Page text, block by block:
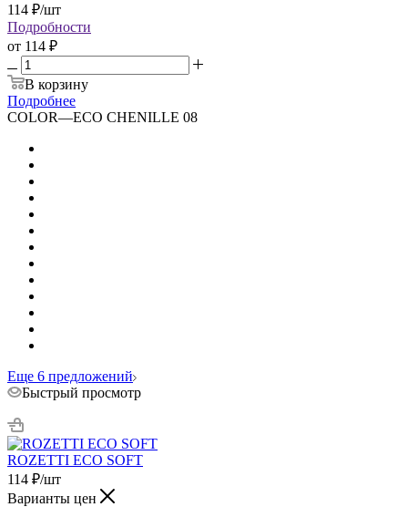
114 ₽/шт
Подробности
от 114 ₽
В корзину
Подробнее
COLOR—ECO CHENILLE 08
Еще 6 предложений
Быстрый просмотр
ROZETTI ECO SOFT
114 ₽/шт
Варианты цен